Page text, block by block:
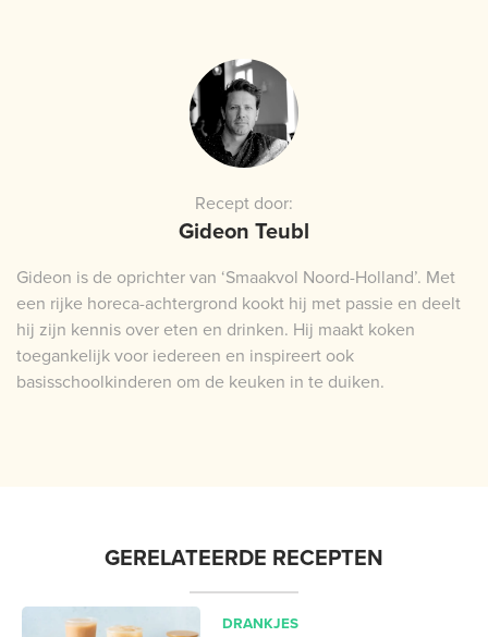
Recept door:
Gideon Teubl
Gideon is de oprichter van ‘Smaakvol Noord-Holland’. Met
een rijke horeca-achtergrond kookt hij met passie en deelt
hij zijn kennis over eten en drinken. Hij maakt koken
toegankelijk voor iedereen en inspireert ook
basisschoolkinderen om de keuken in te duiken.
GERELATEERDE RECEPTEN
DRANKJES